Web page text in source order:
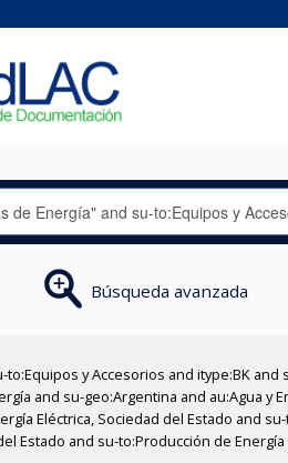
Búsqueda avanzada
y Accesorios and itype:BK and
and su-geo:Argentina and au:Agua y
Eléctrica, Sociedad del Estado and
Estado and su-to:Producción de